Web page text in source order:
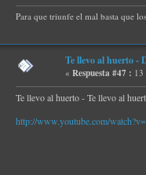
Para que triunfe el mal basta que
Te llevo al huerto -
«Respuesta #47 :
Te llevo al huerto - Te llevo al
http://www.youtube.com/